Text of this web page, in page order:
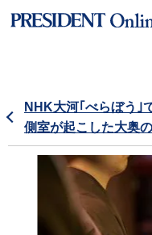
NHK大河｢べらぼう｣
側室が起こした大奥